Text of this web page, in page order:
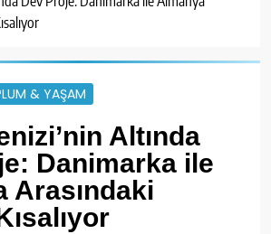
& YAŞAM
Altında
Danimarka ile
Arasındaki